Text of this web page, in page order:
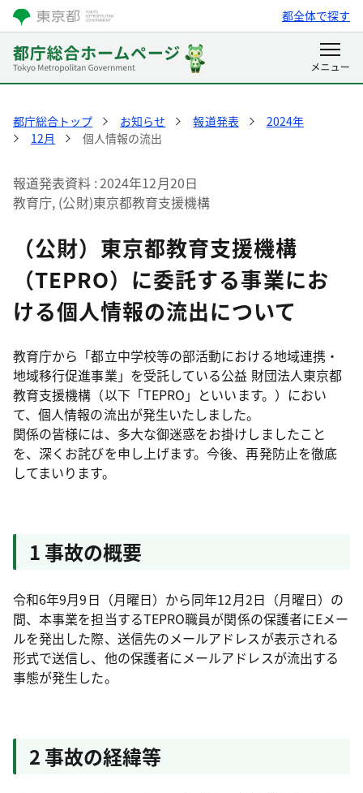
都全体で探す
都庁総合トップ お知らせ 報道発表
2024年
12月
個人情報の流出
報道発表資料 2024年12月20日
教育庁, (公財)東京都教育支援機構
（公財）東京都教育支援機構
（TEPRO）に委託する事業にお
ける個人情報の流出について
教育庁から「都立中学校等の部活動における地域連携・
地域移行促進事業」を受託している公益 財団法人東京都
教育支援機構（以下「TEPRO」といいます。）におい
て、個人情報の流出が発生いたしました。
関係の皆様には、多大な御迷惑をお掛けしましたこと
を、深くお詫びを申し上げます。今後、再発防止を徹底
してまいります。
1 事故の概要
令和6年9月9日（月曜日）から同年12月2日（月曜日）の
間、本事業を担当するTEPRO職員が関係の保護者にEメー
ルを発出した際、送信先のメールアドレスが表示される
形式で送信し、他の保護者にメールアドレスが流出する
事態が発生した。
2 事故の経緯等